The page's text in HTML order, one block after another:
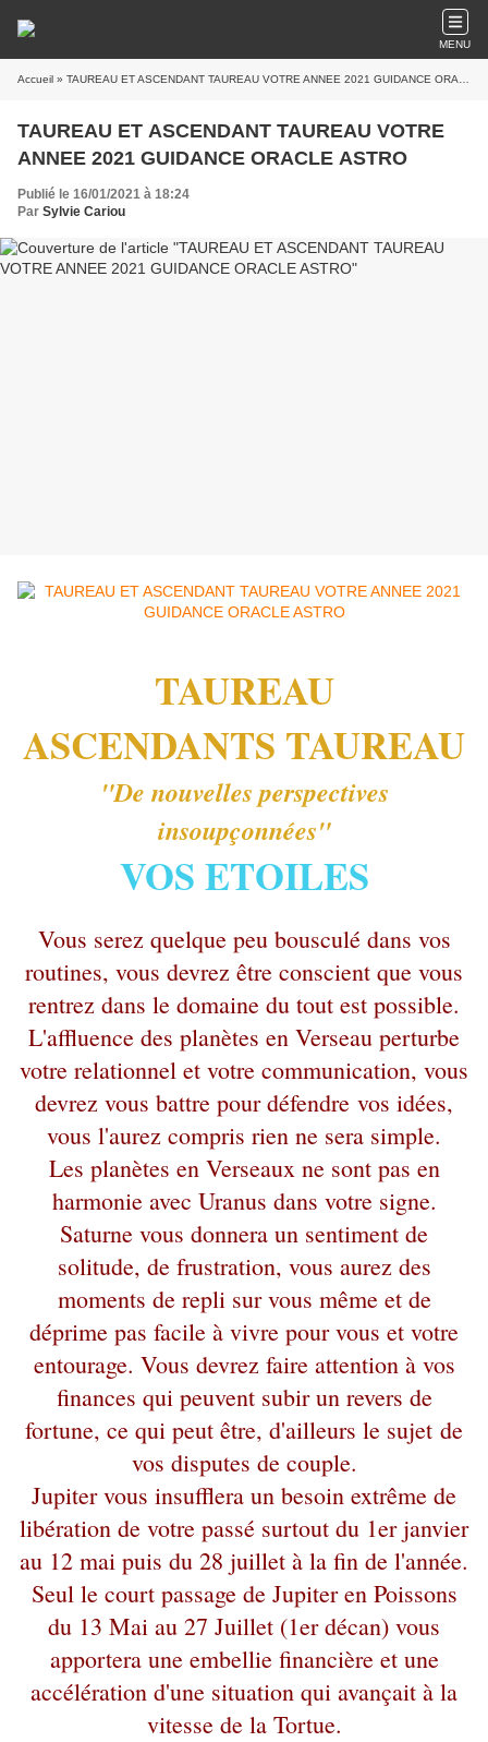
MENU
Accueil » TAUREAU ET ASCENDANT TAUREAU VOTRE ANNEE 2021 GUIDANCE ORACLE ASTRO
TAUREAU ET ASCENDANT TAUREAU VOTRE
ANNEE 2021 GUIDANCE ORACLE ASTRO
Publié le 16/01/2021 à 18:24
Par Sylvie Cariou
TAUREAU
ASCENDANTS TAUREAU
"De nouvelles perspectives
insoupçonnées"
VOS ETOILES
Vous serez quelque peu bousculé dans vos
routines, vous devrez être conscient que vous
rentrez dans le domaine du tout est possible.
L'affluence des planètes en Verseau perturbe
votre relationnel et votre communication, vous
devrez vous battre pour défendre vos idées,
vous l'aurez compris rien ne sera simple.
Les planètes en Verseaux ne sont pas en
harmonie avec Uranus dans votre signe.
Saturne vous donnera un sentiment de
solitude, de frustration, vous aurez des
moments de repli sur vous même et de
déprime pas facile à vivre pour vous et votre
entourage. Vous devrez faire attention à vos
finances qui peuvent subir un revers de
fortune, ce qui peut être, d'ailleurs le sujet de
vos disputes de couple.
Jupiter vous insufflera un besoin extrême de
libération de votre passé surtout du 1er janvier
au 12 mai puis du 28 juillet à la fin de l'année.
Seul le court passage de Jupiter en Poissons
du 13 Mai au 27 Juillet (1er décan) vous
apportera une embellie financière et une
accélération d'une situation qui avançait à la
vitesse de la Tortue.